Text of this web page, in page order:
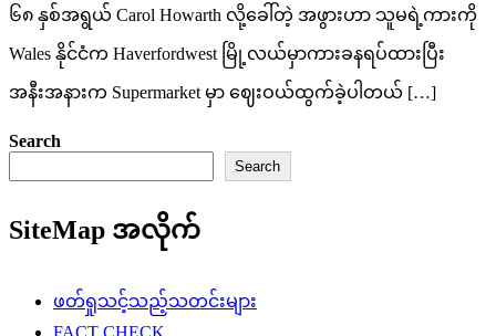
Search
Search
FACT CHECK
သတင်းစာ
မြဝတီ
ကြေးမုံ